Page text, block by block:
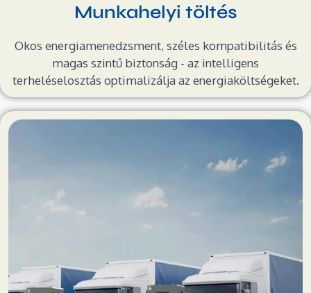
Munkahelyi töltés
Okos energiamenedzsment, széles kompatibilitás és
magas szintű biztonság - az intelligens
terheléselosztás optimalizálja az energiaköltségeket.